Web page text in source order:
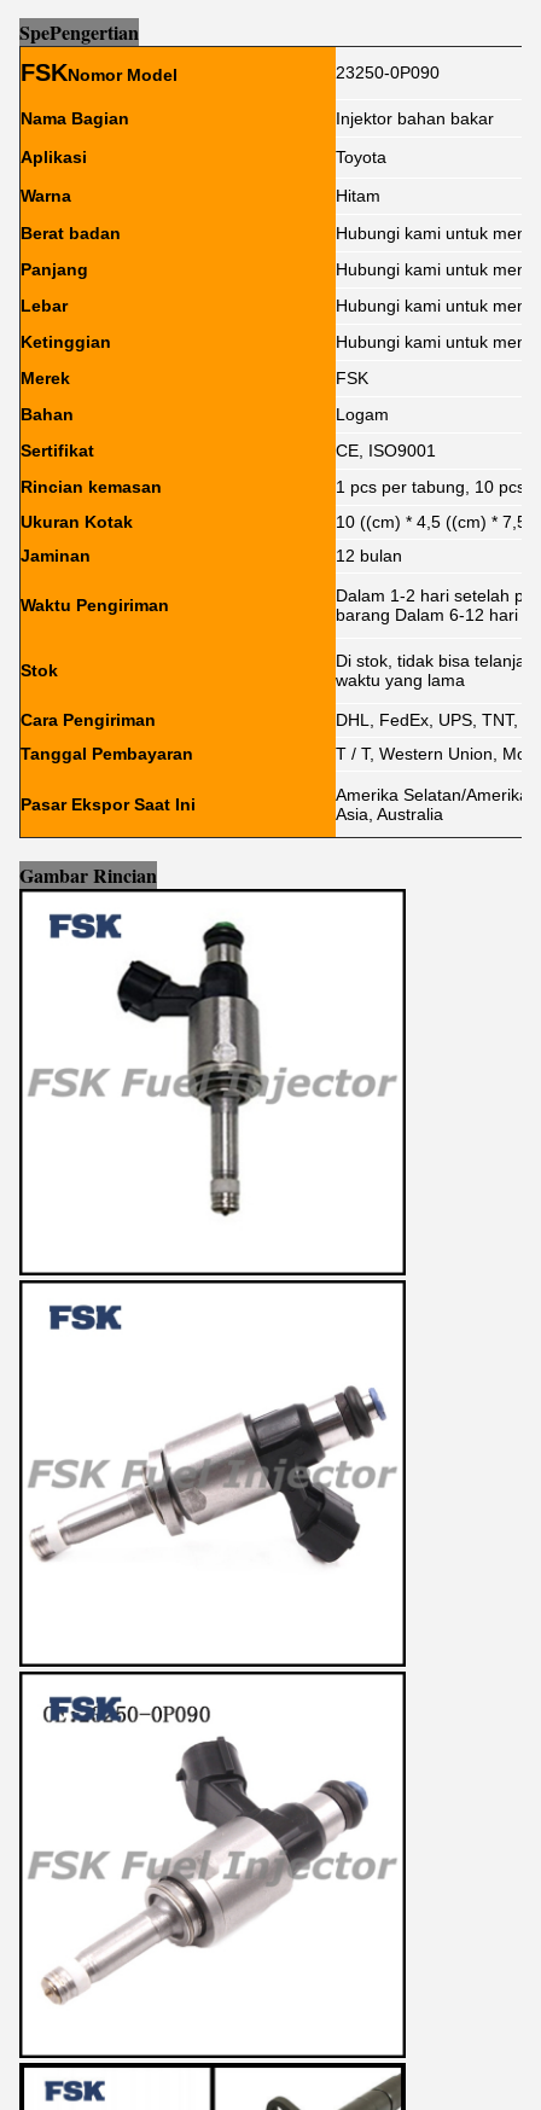
SpePengertian
FSKNomor Model 23250-0P090
Nama Bagian
Injektor bahan bakar
Aplikasi
Toyota
Warna
Hitam
Berat badan
Hubungi kami untuk
Panjang
Hubungi kami untuk
Lebar
Hubungi kami untuk
Ketinggian
Hubungi kami untuk
Merek
FSK
Bahan
Logam
Sertifikat
CE, ISO9001
Rincian kemasan
1 pcs per tabung, 10 pcs
Ukuran Kotak
10 ((cm) * 4,5 ((cm) * 7,5
Jaminan
12 bulan
Waktu Pengiriman
Dalam 1-2 hari setelah
barang Dalam 6-12 hari
Stok
Di stok, tidak bisa
waktu yang lama
Cara Pengiriman
DHL, FedEx, UPS, TNT,
Tanggal Pembayaran
T / T, Western Union,
Pasar Ekspor Saat Ini
Amerika Selatan/Amerika
Asia, Australia
Gambar Rincian